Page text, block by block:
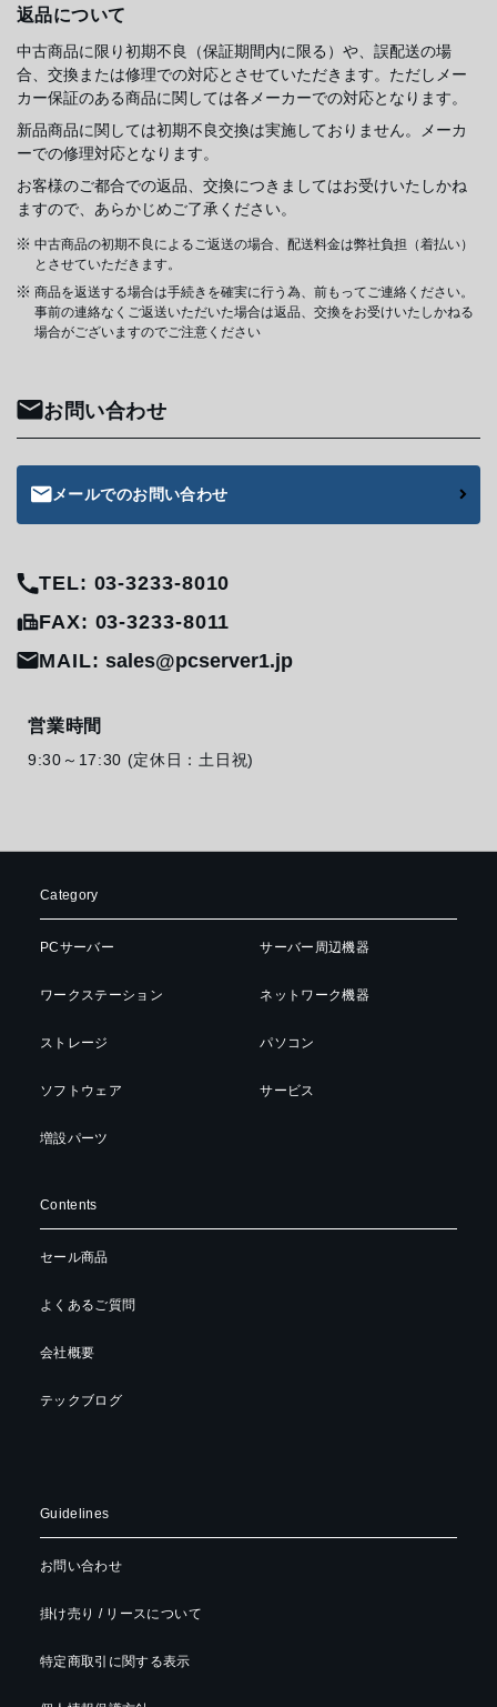
返品について
中古商品に限り初期不良（保証期間内に限る）や、誤配送の場
合、交換または修理での対応とさせていただきます。ただしメー
カー保証のある商品に関しては各メーカーでの対応となります。
新品商品に関しては初期不良交換は実施しておりません。メーカ
ーでの修理対応となります。
お客様のご都合での返品、交換につきましてはお受けいたしかね
ますので、あらかじめご了承ください。
中古商品の初期不良によるご返送の場合、配送料金は弊社負担（着払い）
とさせていただきます。
商品を返送する場合は手続きを確実に行う為、前もってご連絡ください。
事前の連絡なくご返送いただいた場合は返品、交換をお受けいたしかねる
場合がございますのでご注意ください
お問い合わせ
メールでのお問い合わせ
TEL: 03-3233-8010
FAX: 03-3233-8011
MAIL:sales@pcserver1.jp
営業時間
9:30～17:30 (定休日：土日祝)
Category
PCサーバー
ワークステーション
ストレージ
ソフトウェア
増設パーツ
サーバー周辺機器
ネットワーク機器
パソコン
サービス
Contents
セール商品
よくあるご質問
会社概要
テックブログ
Guidelines
お問い合わせ
掛け売り / リースについて
特定商取引に関する表示